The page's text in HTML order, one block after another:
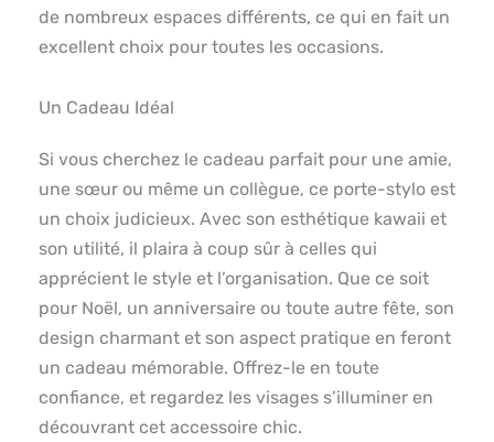
de nombreux espaces différents, ce qui en fait un
excellent choix pour toutes les occasions.
Un Cadeau Idéal
Si vous cherchez le cadeau parfait pour une amie,
une sœur ou même un collègue, ce porte-stylo est
un choix judicieux. Avec son esthétique kawaii et
son utilité, il plaira à coup sûr à celles qui
apprécient le style et l’organisation. Que ce soit
pour Noël, un anniversaire ou toute autre fête, son
design charmant et son aspect pratique en feront
un cadeau mémorable. Offrez-le en toute
confiance, et regardez les visages s’illuminer en
découvrant cet accessoire chic.